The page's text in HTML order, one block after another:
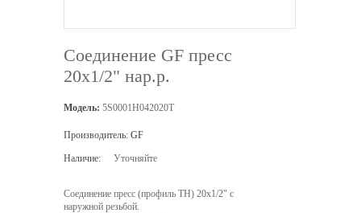
Соединение GF пресс
20х1/2" нар.р.
Модель: 5S0001H042020T
Производитель: GF
Наличие: Уточняйте
Соединение пресс (профиль TH) 20х1/2" с
наружной резьбой.